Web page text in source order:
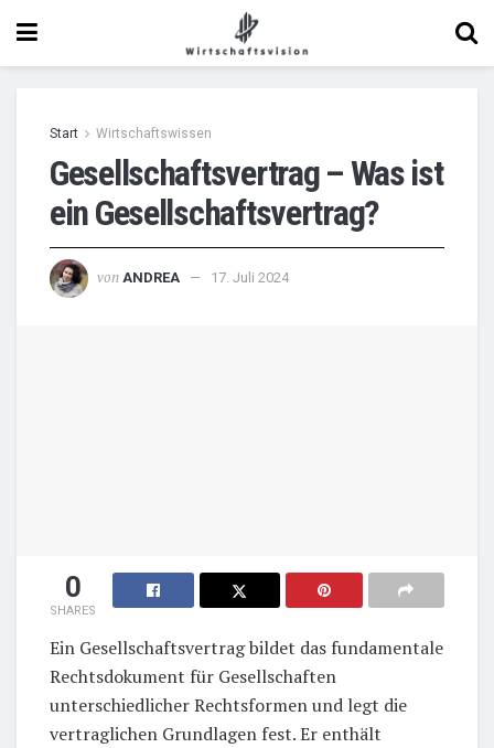
Start Wirtschaftswissen
Gesellschaftsvertrag – Was ist
ein Gesellschaftsvertrag?
von ANDREA 17. Juli 2024
0
SHARES
Ein Gesellschaftsvertrag bildet das fundamentale
Rechtsdokument für Gesellschaften
unterschiedlicher Rechtsformen und legt die
vertraglichen Grundlagen fest. Er enthält